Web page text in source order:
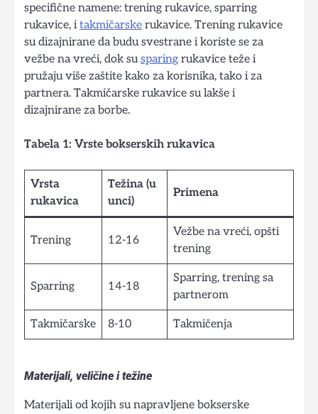
specifične namene: trening rukavice, sparring
rukavice, itakmičarske rukavice. Trening rukavice
su dizajnirane da budu svestrane i koriste se za
vežbe na vreći, dok susparing rukavice teže i
pružaju više zaštite kako za korisnika, tako i za
partnera. Takmičarske rukavice su lakše i
dizajnirane za borbe.
Tabela 1: Vrste bokserskih rukavica
Vrsta
rukavica
Težina (u
unci)
Primena
Trening 12-16
Vežbe na vreći, opšti
trening
Sparring 14-18
Sparring, trening sa
partnerom
Takmičarske 8-10 Takmičenja
Materijali, veličine i težine
Materijali od kojih su napravljene bokserske